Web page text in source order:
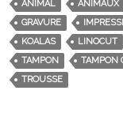
ANIMAL ANIMAUX
GRAVURE
KOALAS
LINOCUT
TAMPON
TAMPON
TROUSSE